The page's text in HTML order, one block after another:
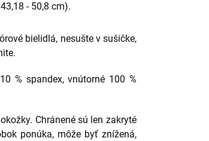
- 50,8 cm).
bielidlá, nesušte v sušičke,
% spandex, vnútorné 100 %
Chránené sú len zakryté
ponúka, môže byť znížená,